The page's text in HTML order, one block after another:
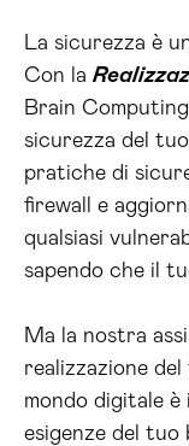
La sicurezza è
Con la
Brain
sicurezza del
pratiche di
firewall e
qualsiasi
sapendo che il
Ma la nostra
realizzazione del
mondo digitale
esigenze del tuo